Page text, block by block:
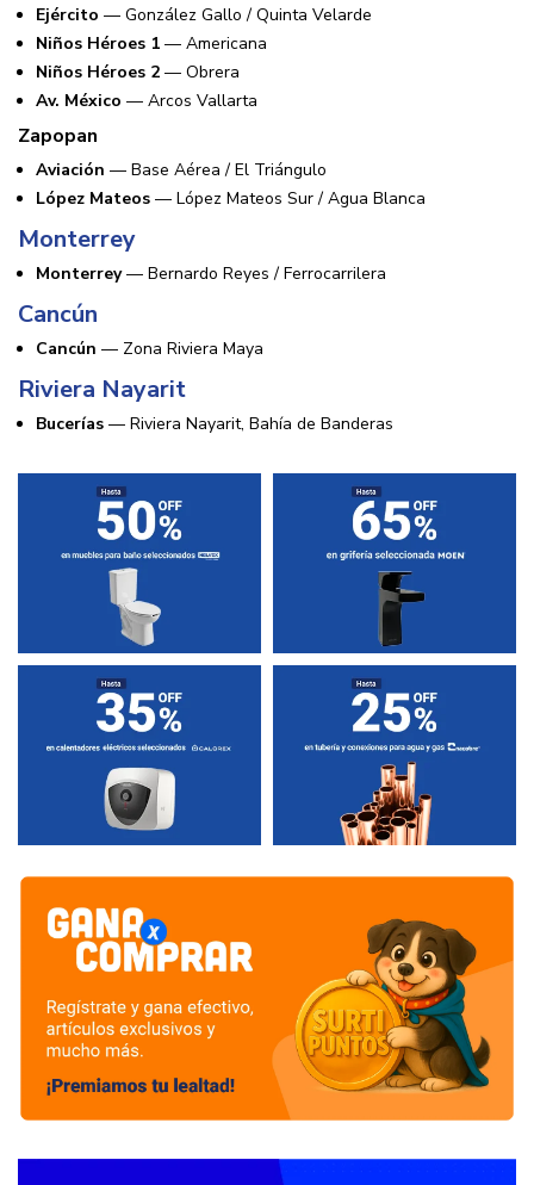
Ejército — González Gallo / Quinta Velarde
Niños Héroes 1 — Americana
Niños Héroes 2 — Obrera
Av. México — Arcos Vallarta
Zapopan
Aviación — Base Aérea / El Triángulo
López Mateos — López Mateos Sur / Agua Blanca
Monterrey
Monterrey— Bernardo Reyes / Ferrocarrilera
Cancún
Cancún — Zona Riviera Maya
Riviera Nayarit
Bucerías — Riviera Nayarit, Bahía de Banderas